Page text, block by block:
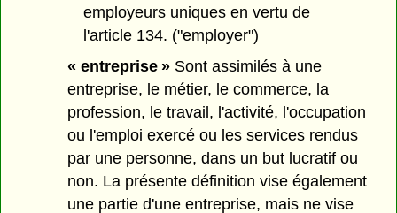
employeurs uniques en vertu de
l'article 134. ("employer")
« entreprise » Sont assimilés à une
entreprise, le métier, le commerce, la
profession, le travail, l'activité, l'occupation
ou l'emploi exercé ou les services rendus
par une personne, dans un but lucratif ou
non. La présente définition vise également
une partie d'une entreprise, mais ne vise